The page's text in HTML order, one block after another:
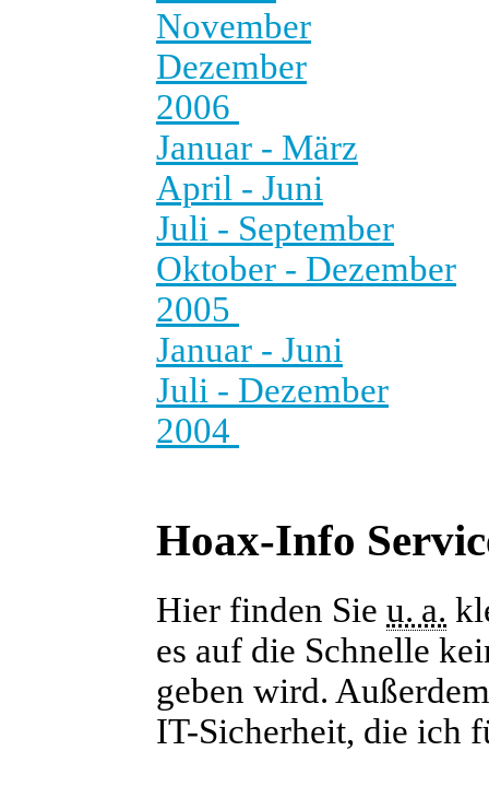
November
Dezember
2006
Januar - März
April - Juni
Juli - September
Oktober - Dezember
2005
Januar - Juni
Juli - Dezember
2004
Hoax-Info
Hier finden Sie u. a.
es auf die Schnelle
geben wird.
IT-Sicherheit, die ich